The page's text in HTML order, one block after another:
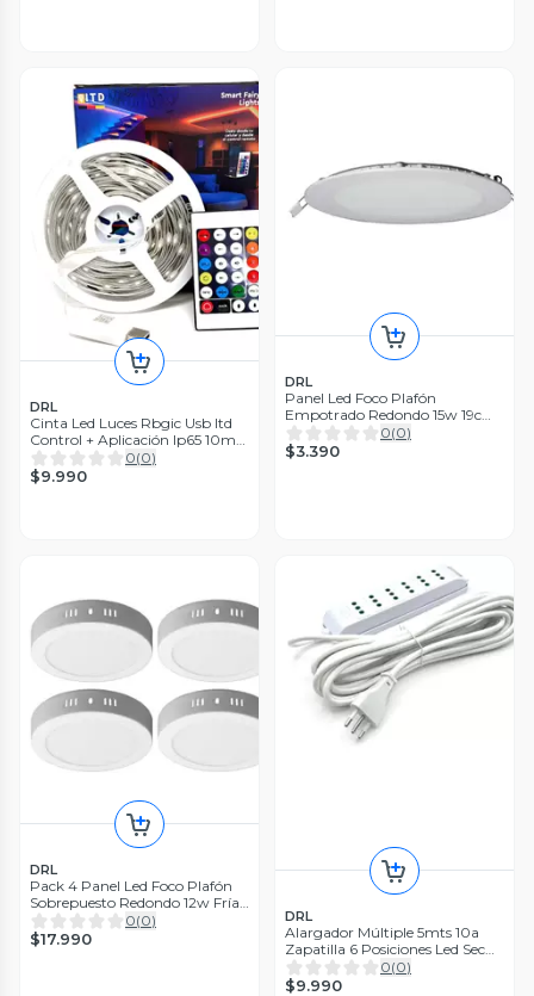
DRL
Cinta Led Luces Rbgic Usb Itd
Control + Aplicación Ip65 10mt
Rgb
0(0)
$9.990
DRL
Panel Led Foco Plafón
Empotrado Redondo 15w 19cm
Luz Fría
0(0)
$3.390
DRL
Pack 4 Panel Led Foco Plafón
Sobrepuesto Redondo 12w Fría
Blanco
0(0)
$17.990
DRL
Alargador Múltiple 5mts 10a
Zapatilla 6 Posiciones Led Sec
Blanco
0(0)
$9.990